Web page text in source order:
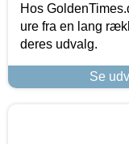
Hos
ure fra en lang
deres udvalg.
Se